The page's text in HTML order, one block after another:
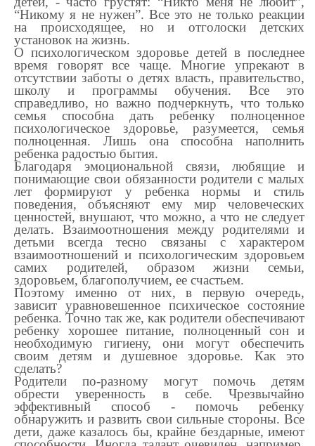
“Никому я не нужен”. Все это не только реакции
на происходящее, но и отголоски детских
установок на жизнь.
О психологическом здоровье детей в последнее
время говорят все чаще. Многие упрекают в
отсутствии заботы о детях власть, правительство,
школу и программы обучения. Все это
справедливо, но важно подчеркнуть, что только
семья способна дать ребенку полноценное
психологическое здоровье, разумеется, семья
полноценная. Лишь она способна наполнить
ребенка радостью бытия.
Благодаря эмоциональной связи, любящие и
понимающие свои обязанности родители с малых
лет формируют у ребенка нормы и стиль
поведения, объясняют ему мир человеческих
ценностей, внушают, что можно, а что не следует
делать. Взаимоотношения между родителями и
детьми всегда тесно связаны с характером
взаимоотношений и психологическим здоровьем
самих родителей, образом жизни семьи,
здоровьем, благополучием, ее счастьем.
Поэтому именно от них, в первую очередь,
зависит уравновешенное психическое состояние
ребенка. Точно так же, как родители обеспечивают
ребенку хорошее питание, полноценный сон и
необходимую гигиену, они могут обеспечить
своим детям и душевное здоровье. Как это
сделать?
Родители по-разному могут помочь детям
обрести уверенность в себе. Чрезвычайно
эффективный способ - помочь ребенку
обнаружить и развить свои сильные стороны. Все
дети, даже казалось бы, крайне бездарные, имеют